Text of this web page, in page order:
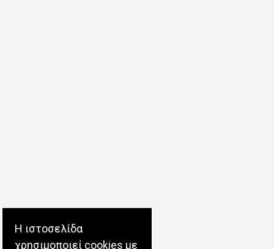
Η ιστοσελίδα
χρησιμοποιεί cookies με